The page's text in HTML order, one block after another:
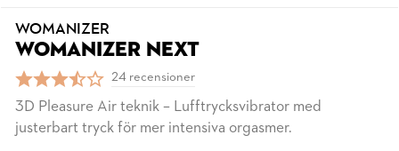
WOMANIZER
WOMANIZER NEXT
24 recensioner
3D Pleasure Air teknik – Lufftrycksvibrator med
justerbart tryck för mer intensiva orgasmer.